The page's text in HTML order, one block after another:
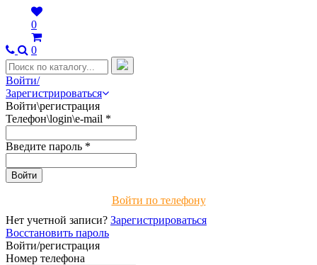
0
0
Войти/
Зарегистрироваться
Войти\регистрация
Телефон\login\e-mail *
Введите пароль *
Войти по телефону
Нет учетной записи? Зарегистрироваться
Восстановить пароль
Войти/регистрация
Номер телефона